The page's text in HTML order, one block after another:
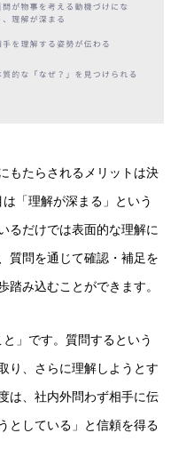
もたらされるメリットは決
「理解が深まる」という
るだけでは表面的な理解に
質問を通じて確認・補足を
踏み込むことができます。
」です。質問するという
り、さらに理解しようとす
は、社内外問わず相手に伝
としている」と信頼を得る